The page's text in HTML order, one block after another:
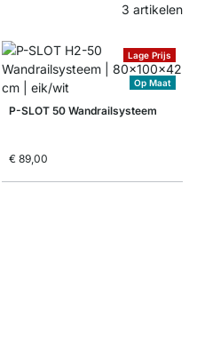
3 artikelen
Lage Prijs
Op Maat
P-SLOT 50 Wandrailsysteem
€ 89,00